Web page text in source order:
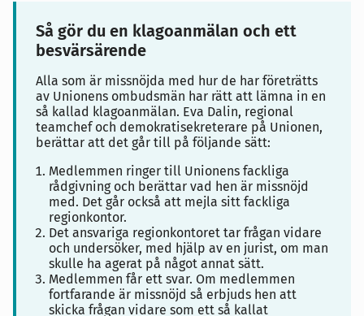
Så gör du en klagoanmälan och ett
besvärsärende
Alla som är missnöjda med hur de har företrätts
av Unionens ombudsmän har rätt att lämna in en
så kallad klagoanmälan. Eva Dalin, regional
teamchef och demokratisekreterare på Unionen,
berättar att det går till på följande sätt:
Medlemmen ringer till Unionens fackliga
rådgivning och berättar vad hen är missnöjd
med. Det går också att mejla sitt fackliga
regionkontor.
Det ansvariga regionkontoret tar frågan vidare
och undersöker, med hjälp av en jurist, om man
skulle ha agerat på något annat sätt.
Medlemmen får ett svar. Om medlemmen
fortfarande är missnöjd så erbjuds hen att
skicka frågan vidare som ett så kallat